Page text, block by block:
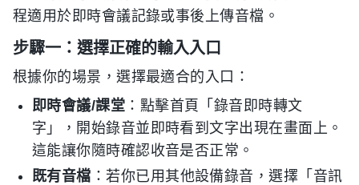
程適用於即時會議記錄或事後上傳音檔。
步驟一：選擇正確的輸入入口
根據你的場景，選擇最適合的入口：
即時會議/課堂 ：點擊首頁「錄音即時轉文
字」，開始錄音並即時看到文字出現在畫面上。
這能讓你隨時確認收音是否正常。
既有音檔 ：若你已用其他設備錄音，選擇「音訊